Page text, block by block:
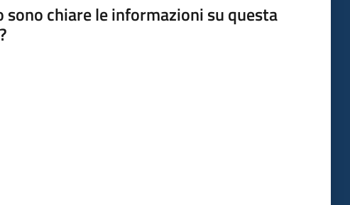
sono chiare le informazioni su questa